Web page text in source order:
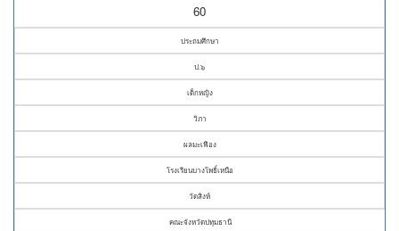
60
ประถมศึกษา
ป.๖
เด็กหญิง
วิภา
ผลมะเฟือง
โรงเรียนบางโพธิ์เหนือ
วัดสิงห์
คณะจังหวัดปทุมธานี